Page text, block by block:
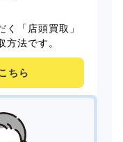
「店頭買取」
法です。
ちら